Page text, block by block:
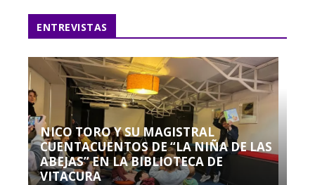
ENTREVISTAS
NICO TORO Y SU MAGISTRAL
CUENTACUENTOS DE “LA NIÑA DE LAS
ABEJAS” EN LA BIBLIOTECA DE
VITACURA